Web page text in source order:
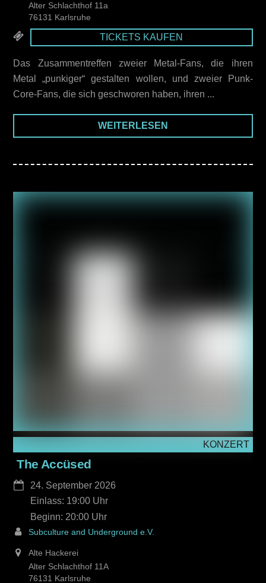
Alter Schlachthof 11a
76131 Karlsruhe
TICKETS KAUFEN
Das Zusammentreffen zweier Metal-Fans, die ihren
Metal „punkiger“ gestalten wollen, und zweier Punk-
Core-Fans, die sich geschworen haben, ihren ...
WEITERLESEN
KONZERT
The Accüsed
24. September 2026
20:00
Einlass: 19:00
Subculture and Underground e.V.
Alte Hackerei
Alter Schlachthof 11A
76131 Karlsruhe